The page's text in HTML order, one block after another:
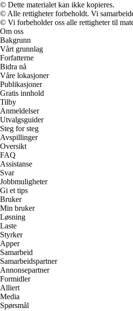
© Dette materialet kan ikke kopieres.
© Alle rettigheter forbeholdt. Vi
© Vi forbeholder oss alle rettigheter til
Om oss
Bakgrunn
Vårt grunnlag
Forfatterne
Bidra nå
Våre lokasjoner
Publikasjoner
Gratis innhold
Tilby
Anmeldelser
Utvalgsguider
Steg for steg
Avspillinger
Oversikt
FAQ
Assistanse
Svar
Jobbmuligheter
Gi et tips
Bruker
Min bruker
Løsning
Laste
Styrker
Apper
Samarbeid
Samarbeidspartner
Annonsepartner
Formidler
Alliert
Media
Spørsmål